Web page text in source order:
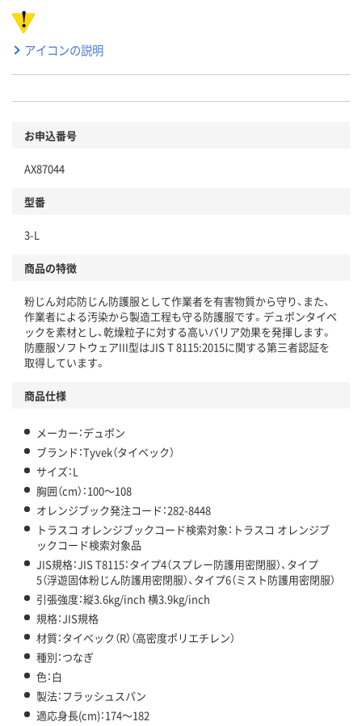
アイコンの説明
お申込番号
AX87044
型番
3-L
商品の特徴
粉じん対応防じん防護服として作業者を有害物質から守り、また、
作業者による汚染から製造工程も守る防護服です。デュポンタイベ
ックを素材とし、乾燥粒子に対する高いバリア効果を発揮します。
防塵服ソフトウェアIII型はJIS T 8115:2015に関する第三者認証を
取得しています。
商品仕様
メーカー：デュポン
ブランド：Tyvek（タイベック）
サイズ：L
胸囲（cm）：100～108
オレンジブック発注コード：282-8448
トラスコ オレンジブックコード検索対象：トラスコ オレンジブ
ックコード検索対象品
JIS規格：JIS T8115：タイプ4（スプレー防護用密閉服）、タイプ
5（浮遊固体粉じん防護用密閉服）、タイプ6（ミスト防護用密閉服）
引張強度：縦3.6kg/inch 横3.9kg/inch
規格：JIS規格
材質：タイベック（R）（高密度ポリエチレン）
種別：つなぎ
色：白
製法：フラッシュスパン
適応身長(cm)：174～182